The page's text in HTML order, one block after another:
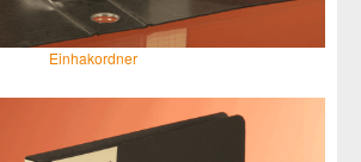
Einhakordner